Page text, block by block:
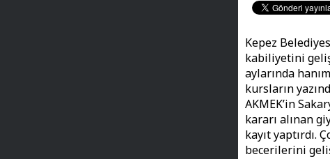
Kepez
kabiliyetini
aylarında
kursların
AKMEK’in
kararı alınan
kayıt yaptırdı.
becerilerini